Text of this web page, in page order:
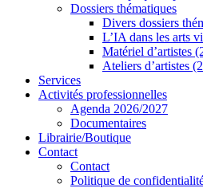
Dossiers thématiques
Divers dossiers
L’IA dans les arts
Matériel d’artistes
Ateliers d’artistes
Services
Activités professionnelles
Agenda 2026/2027
Documentaires
Librairie/Boutique
Contact
Contact
Politique de